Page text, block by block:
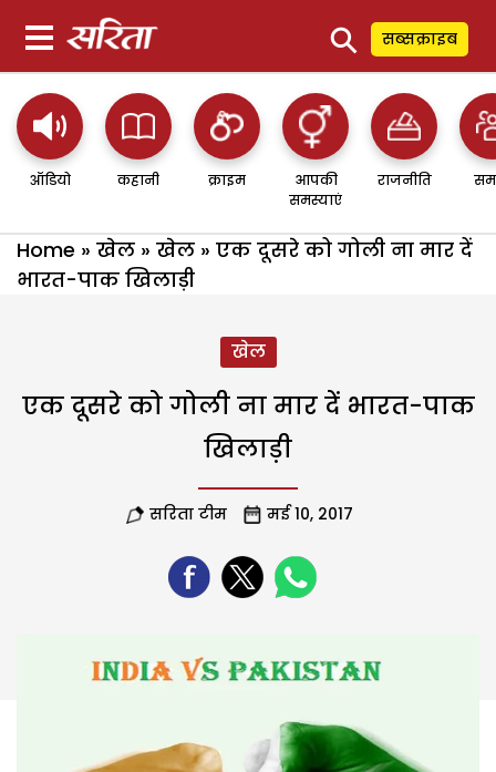
⚲ सब्सक्राइब
ऑडियो कहानी क्राइम
आपकी
समस्याएं
राजनीति
Home » खेल » खेल » एक दूसरे को गोली ना मार दें
भारत-पाक खिलाड़ी
खेल
एक दूसरे को गोली ना मार दें भारत-पाक
खिलाड़ी
सरिता टीम मई 10, 2017